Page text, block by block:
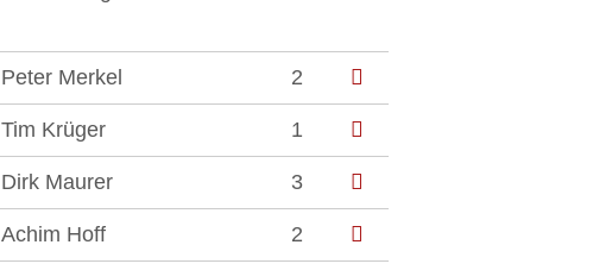
Peter Merkel 2
Tim Krüger 1
Dirk Maurer 3
Achim Hoff 2